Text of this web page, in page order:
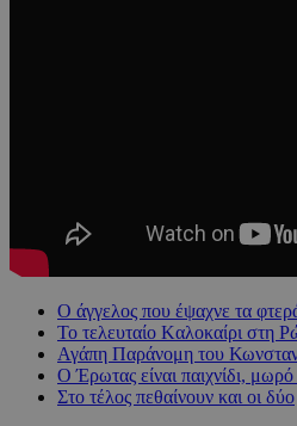
Ο άγγελος που έψαχνε τα
Το τελευταίο Kαλοκαίρι στη
Αγάπη Παράνομη του
Ο Έρωτας είναι παιχνίδι,
Στο τέλος πεθαίνουν και οι δύο